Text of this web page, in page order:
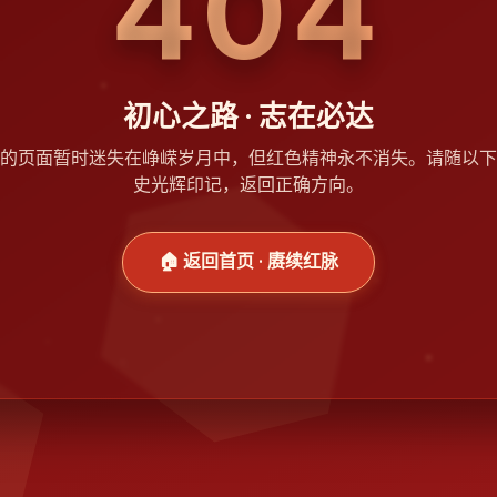
初心之路 · 志在必达
页面暂时迷失在峥嵘岁月中，但红色精神永不消失。请随以
史光辉印记，返回正确方向。
🏠 返回首页 · 赓续红脉